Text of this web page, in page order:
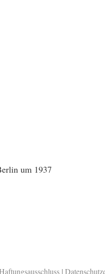
um 1937
|